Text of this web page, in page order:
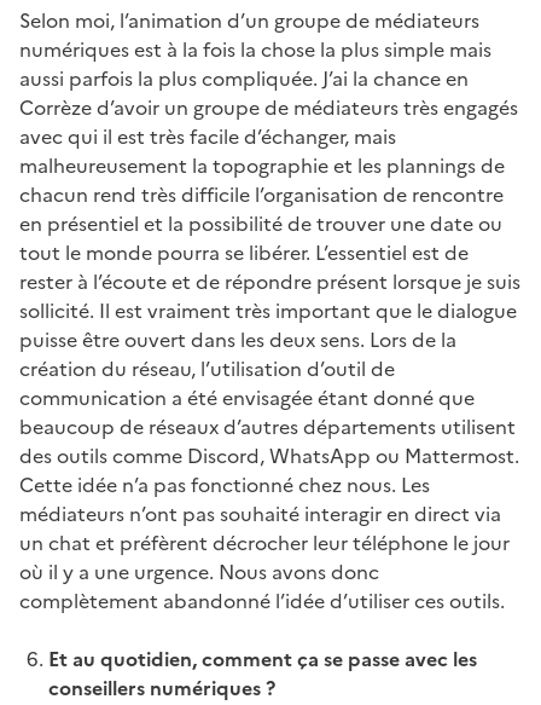
Selon moi, l’animation d’un groupe de médiateurs
numériques est à la fois la chose la plus simple mais
aussi parfois la plus compliquée. J’ai la chance en
Corrèze d’avoir un groupe de médiateurs très engagés
avec qui il est très facile d’échanger, mais
malheureusement la topographie et les plannings de
chacun rend très difficile l’organisation de rencontre
en présentiel et la possibilité de trouver une date ou
tout le monde pourra se libérer. L’essentiel est de
rester à l’écoute et de répondre présent lorsque je suis
sollicité. Il est vraiment très important que le dialogue
puisse être ouvert dans les deux sens. Lors de la
création du réseau, l’utilisation d’outil de
communication a été envisagée étant donné que
beaucoup de réseaux d’autres départements utilisent
des outils comme Discord, WhatsApp ou Mattermost.
Cette idée n’a pas fonctionné chez nous. Les
médiateurs n’ont pas souhaité interagir en direct via
un chat et préfèrent décrocher leur téléphone le jour
où il y a une urgence. Nous avons donc
complètement abandonné l’idée d’utiliser ces outils.
Et au quotidien, comment ça se passe avec les
conseillers numériques ?